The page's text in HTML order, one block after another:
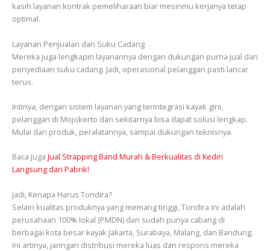
kasih layanan kontrak pemeliharaan biar mesinmu kerjanya tetap
optimal.
Layanan Penjualan dan Suku Cadang
Mereka juga lengkapin layanannya dengan dukungan purna jual dan
penyediaan suku cadang. Jadi, operasional pelanggan pasti lancar
terus.
Intinya, dengan sistem layanan yang terintegrasi kayak gini,
pelanggan di Mojokerto dan sekitarnya bisa dapat solusi lengkap.
Mulai dari produk, peralatannya, sampai dukungan teknisnya.
Baca juga Jual Strapping Band Murah & Berkualitas di Kediri
Langsung dari Pabrik!
Jadi, Kenapa Harus Tondira?
Selain kualitas produknya yang memang tinggi, Tondira ini adalah
perusahaan 100% lokal (PMDN) dan sudah punya cabang di
berbagai kota besar kayak Jakarta, Surabaya, Malang, dan Bandung.
Ini artinya, jaringan distribusi mereka luas dan respons mereka